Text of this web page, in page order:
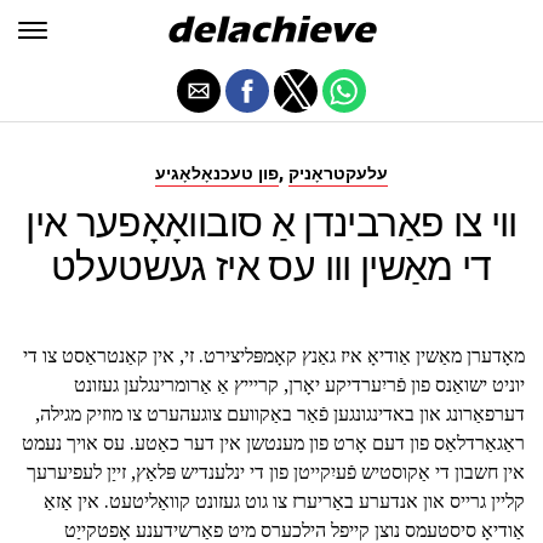
פון טעכנאָלאָגיע, עלעקטראָניק
ווי צו פאַרבינדן אַ סובוואָאָפער אין
די מאַשין ווו עס איז געשטעלט
מאָדערן מאַשין אַודיאָ איז גאַנץ קאָמפּליצירט. זי, אין קאַנטראַסט צו די
יוניט ישואַנס פון פֿריִערדיקע יאָרן, קריייץ אַ אַרומרינגלען געזונט
דערפאַרונג און באדינגונגען פֿאַר באַקוועם צוגעהערט צו מוזיק מגילה,
ראַגאַרדלאַס פון דעם אָרט פון מענטשן אין דער כאַטע. עס אויך נעמט
אין חשבון די אַקוסטיש פֿעיִקייטן פון די ינלענדיש פּלאַץ, זייַן לעפיערעך
קליין גרייס און אנדערע באַריערז צו גוט געזונט קוואַליטעט. אין אַזאַ
אַודיאָ סיסטעמס נוצן קייפל הילכערס מיט פאַרשידענע אָפטקייַט